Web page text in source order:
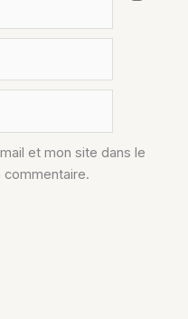
et mon site dans le
commentaire.